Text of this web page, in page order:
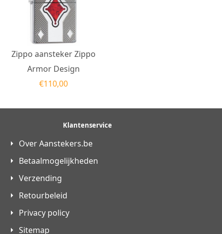
Zippo aansteker Zippo
Armor Design
€110,00
Klantenservice
Over Aanstekers.be
Betaalmogelijkheden
Verzending
Retourbeleid
Privacy policy
Sitemap